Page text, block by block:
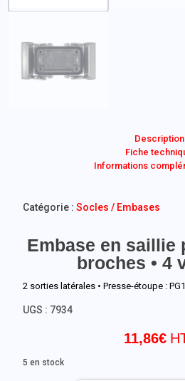
Description
Fiche
Informations
Embase en saillie
broches • 4
11,86€
2 sorties latérales • Presse-étoupe :
5 en stock
UGS : 7934
Catégorie :Socles / Embases